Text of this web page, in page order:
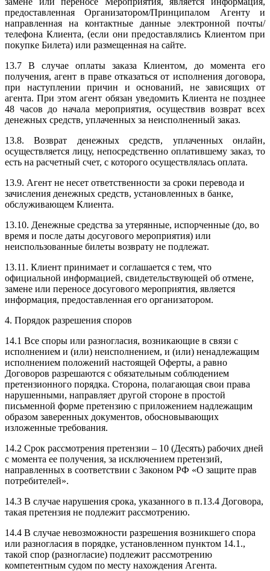
предоставленная Организатором/Принципалом Агенту и
направленная на контактные данные электронной почты/
телефона Клиента, (если они предоставлялись Клиентом при
покупке Билета) или размещенная на сайте.
13.7 В случае оплаты заказа Клиентом, до момента его
получения, агент в праве отказаться от исполнения договора,
при наступлении причин и оснований, не зависящих от
агента. При этом агент обязан уведомить Клиента не позднее
48 часов до начала мероприятия, осуществив возврат всех
денежных средств, уплаченных за неисполненный заказ.
13.8. Возврат денежных средств, уплаченных онлайн,
осуществляется лицу, непосредственно оплатившему заказ, то
есть на расчетный счет, с которого осуществлялась оплата.
13.9. Агент не несет ответственности за сроки перевода и
зачисления денежных средств, установленных в банке,
обслуживающем Клиента.
13.10. Денежные средства за утерянные, испорченные (до, во
время и после даты досугового мероприятия) или
неиспользованные билеты возврату не подлежат.
13.11. Клиент принимает и соглашается с тем, что
официальной информацией, свидетельствующей об отмене,
замене или переносе досугового мероприятия, является
информация, предоставленная его организатором.
4. Порядок разрешения споров
14.1 Все споры или разногласия, возникающие в связи с
исполнением и (или) неисполнением, и (или) ненадлежащим
исполнением положений настоящей Оферты, а равно
Договоров разрешаются с обязательным соблюдением
претензионного порядка. Сторона, полагающая свои права
нарушенными, направляет другой стороне в простой
письменной форме претензию с приложением надлежащим
образом заверенных документов, обосновывающих
изложенные требования.
14.2 Срок рассмотрения претензии – 10 (Десять) рабочих дней
с момента ее получения, за исключением претензий,
направленных в соответствии с Законом РФ «О защите прав
потребителей».
14.3 В случае нарушения срока, указанного в п.13.4 Договора,
такая претензия не подлежит рассмотрению.
14.4 В случае невозможности разрешения возникшего спора
или разногласия в порядке, установленном пунктом 14.1.,
такой спор (разногласие) подлежит рассмотрению
компетентным судом по месту нахождения Агента.